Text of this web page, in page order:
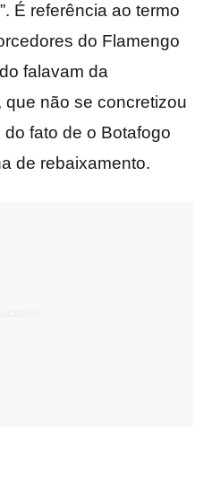
É referência ao termo
do Flamengo
falavam da
não se concretizou
fato de o Botafogo
de rebaixamento.